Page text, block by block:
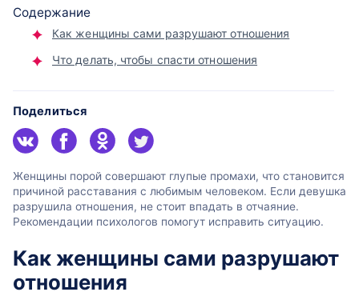
Содержание
Как женщины сами разрушают отношения
Что делать, чтобы спасти отношения
Поделиться
Женщины порой совершают глупые промахи, что становится
причиной расставания с любимым человеком. Если девушка
разрушила отношения, не стоит впадать в отчаяние.
Рекомендации психологов помогут исправить ситуацию.
Как женщины сами разрушают
отношения